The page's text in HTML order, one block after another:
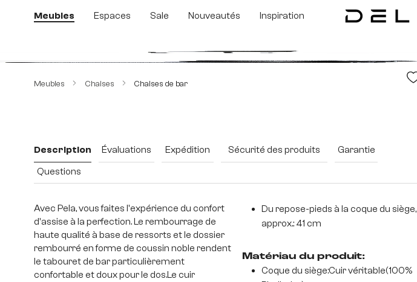
au contenu principal
Passer à la recherche
Passer à la navigation principale
Meubles Espaces Sale Nouveautés Inspiration
Meubles Chaises Chaises de bar
Description Évaluations Expédition Sécurité des produits
Garantie
Questions
Avec Pela, vous faites l'expérience du confort
d'assise à la perfection. Le rembourrage de
haute qualité à base de ressorts et le dossier
rembourré en forme de coussin noble rendent
le tabouret de bar particulièrement
confortable et doux pour le dos.Le cuir
Du repose-pieds à la coque du siège,
approx.: 41 cm
Matériau du produit:
Coque du siège:Cuir véritable(100%